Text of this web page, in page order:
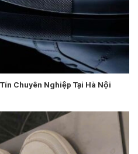
Chuyên Nghiệp Tại Hà Nội